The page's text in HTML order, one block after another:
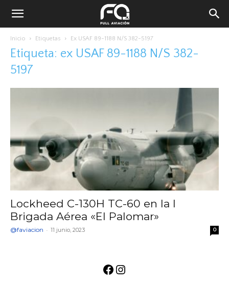
Inicio Etiquetas Ex USAF 89-1188 N/S 382-5197
Etiqueta: ex USAF 89-1188 N/S 382-
5197
Lockheed C-130H TC-60 en la I
Brigada Aérea «El Palomar»
@faviacion - 11 junio, 2023 0
Facebook
Instagram